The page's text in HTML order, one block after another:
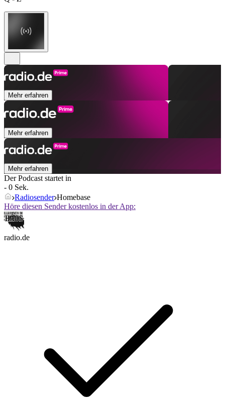
Mehr erfahren
Mehr erfahren
Mehr erfahren
Der Podcast startet in
- 0 Sek.
Radiosender Homebase
Höre diesen Sender kostenlos in der App:
radio.de